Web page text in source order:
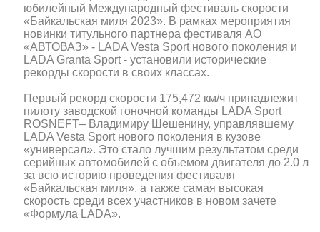
юбилейный Международный фестиваль скорости
«Байкальская миля 2023». В рамках мероприятия
новинки титульного партнера фестиваля АО
«АВТОВАЗ» - LADA Vesta Sport нового поколения и
LADA Granta Sport - установили исторические
рекорды скорости в своих классах.
Первый рекорд скорости 175,472 км/ч принадлежит
пилоту заводской гоночной команды LADA Sport
ROSNEFT– Владимиру Шешенину, управлявшему
LADA Vesta Sport нового поколения в кузове
«универсал». Это стало лучшим результатом среди
серийных автомобилей с объемом двигателя до 2.0 л
за всю историю проведения фестиваля
«Байкальская миля», а также самая высокая
скорость среди всех участников в новом зачете
«Формула LADA».